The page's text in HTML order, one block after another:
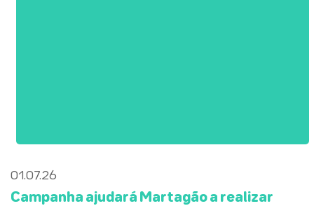
01.07.26
Campanha ajudará Martagão a realizar